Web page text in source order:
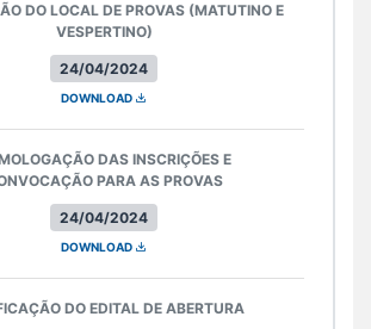
24/04/2024
DO LOCAL DE PROVAS (MATUTINO E
VESPERTINO)
DOWNLOAD
24/04/2024
DAS INSCRIÇÕES E
PARA AS PROVAS
DOWNLOAD
DO EDITAL DE ABERTURA